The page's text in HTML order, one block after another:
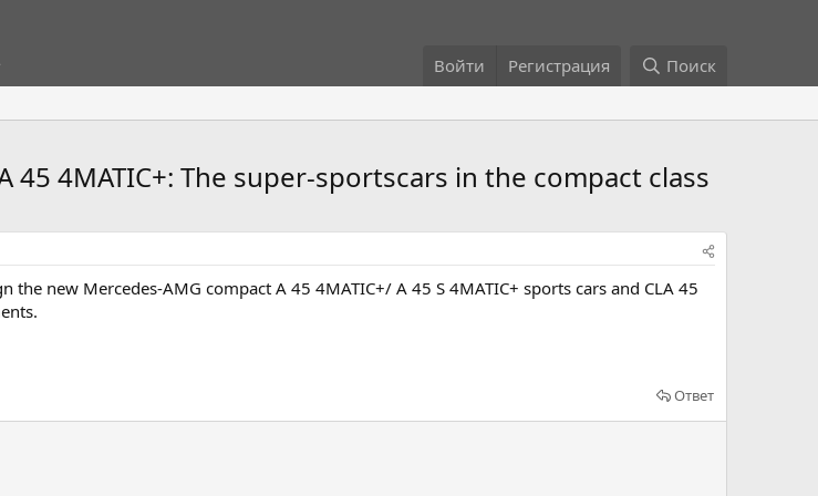
Войти Регистрация Поиск
45 4MATIC+: The super-sportscars in the compact class
new Mercedes-AMG compact A 45 4MATIC+/ A 45 S 4MATIC+ sports cars and CLA 45
Ответ